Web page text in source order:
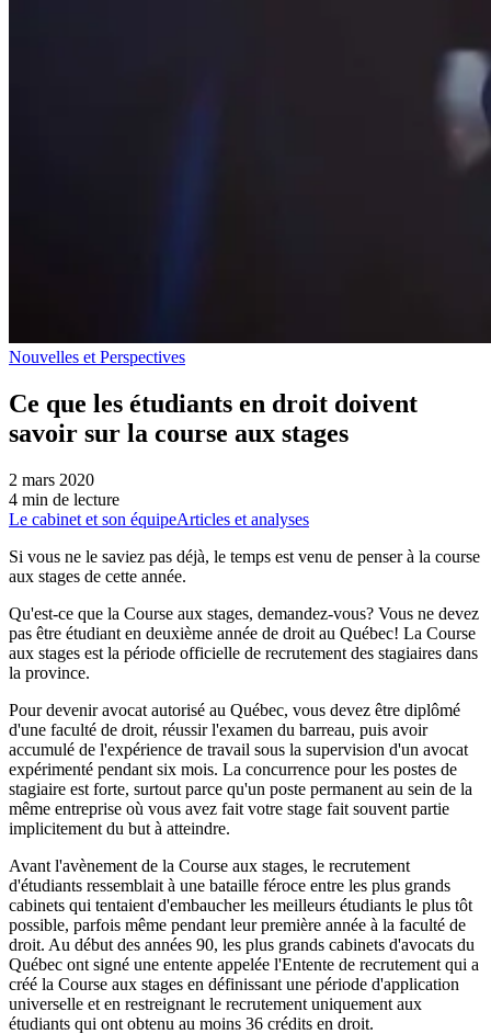
Nouvelles et Perspectives
Ce que les étudiants en droit doivent
savoir sur la course aux stages
2 mars 2020
4 min de lecture
Le cabinet et son équipeArticles et analyses
Si vous ne le saviez pas déjà, le temps est venu de penser à la course
aux stages de cette année.
Qu'est-ce que la Course aux stages, demandez-vous? Vous ne devez
pas être étudiant en deuxième année de droit au Québec! La Course
aux stages est la période officielle de recrutement des stagiaires dans
la province.
Pour devenir avocat autorisé au Québec, vous devez être diplômé
d'une faculté de droit, réussir l'examen du barreau, puis avoir
accumulé de l'expérience de travail sous la supervision d'un avocat
expérimenté pendant six mois. La concurrence pour les postes de
stagiaire est forte, surtout parce qu'un poste permanent au sein de la
même entreprise où vous avez fait votre stage fait souvent partie
implicitement du but à atteindre.
Avant l'avènement de la Course aux stages, le recrutement
d'étudiants ressemblait à une bataille féroce entre les plus grands
cabinets qui tentaient d'embaucher les meilleurs étudiants le plus tôt
possible, parfois même pendant leur première année à la faculté de
droit. Au début des années 90, les plus grands cabinets d'avocats du
Québec ont signé une entente appelée l'Entente de recrutement qui a
créé la Course aux stages en définissant une période d'application
universelle et en restreignant le recrutement uniquement aux
étudiants qui ont obtenu au moins 36 crédits en droit.